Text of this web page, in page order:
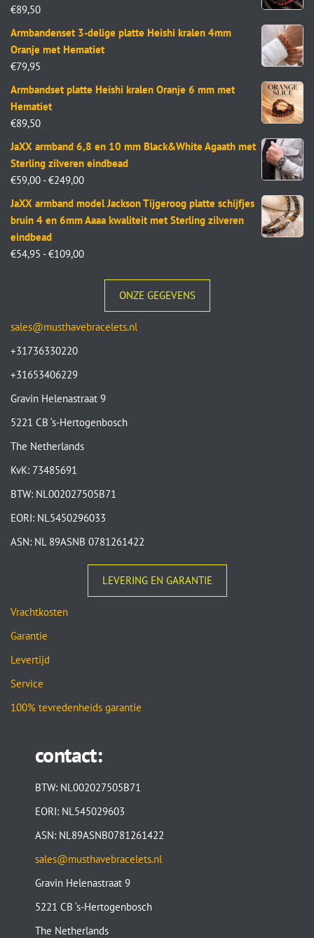
€89,50
Armbandenset 3-delige platte Heishi kralen 4mm
Oranje met Hematiet
€79,95
Armbandset platte Heishi kralen Oranje 6 mm met
Hematiet
€89,50
JaXX armband 6,8 en 10 mm Black&White Agaath met
Sterling zilveren eindbead
€59,00 - €249,00
JaXX armband model Jackson Tijgeroog platte schijfjes
bruin 4 en 6mm Aaaa kwaliteit met Sterling zilveren
eindbead
€54,95 - €109,00
ONZE GEGEVENS
sales@musthavebracelets.nl
+31736330220
+31653406229
Gravin Helenastraat 9
5221 CB ‘s-Hertogenbosch
The Netherlands
KvK: 73485691
BTW: NL002027505B71
EORI: NL5450296033
ASN: NL 89ASNB 0781261422
LEVERING EN GARANTIE
Vrachtkosten
Garantie
Levertijd
Service
100% tevredenheids garantie
contact:
BTW: NL002027505B71
EORI: NL545029603
ASN: NL89ASNB0781261422
sales@musthavebracelets.nl
Gravin Helenastraat 9
5221 CB ‘s-Hertogenbosch
The Netherlands